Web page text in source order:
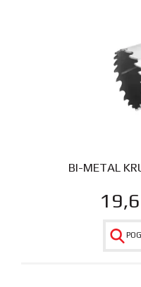
BI-METAL